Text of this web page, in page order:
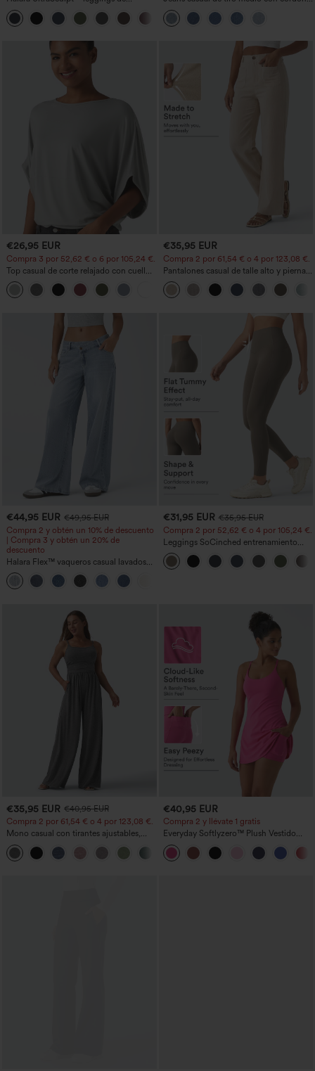
entrenamiento moldeadores de talle alto
con fruncido trasero que realza los
glúteos, control de abdomen y bolsillos
+11
bolsillos
€26,95 EUR
Compra 3 por 52,62 € o 6 por 105,24 €.
Top casual de corte relajado con cuello
redondo y mangas murciélago.
+1
€35,95 EUR
Compra 2 por 61,54 € o 4 por 123,08 €.
Pantalones casual de talle alto y pierna
recta con tacto de lino y bolsillos
€44,95 EUR €49,95 EUR
Compra 2 y obtén un 10% de descuento
| Compra 3 y obtén un 20% de
descuento
Halara Flex™ vaqueros casual lavados
asimétricos de tiro bajo con bolsillos
con cremallera, corte baggy y pierna
ancha
€31,95 EUR €35,95 EUR
Compra 2 por 52,62 € o 4 por 105,24 €.
Leggings SoCinched entrenamiento
moldeador abdomen bolsillo lateral tiro
alto
€35,95 EUR €40,95 EUR
Compra 2 por 61,54 € o 4 por 123,08 €.
Mono casual con tirantes ajustables,
fruncidos, pierna ancha, tejido jaspeado
y bolsillos - Easy Peezy
+10
€40,95 EUR
Compra 2 y llévate 1 gratis
Everyday Softlyzero™ Plush Vestido
deportivo sin espalda 2 en 1
acampanado -Wannabe -Easy Peezy